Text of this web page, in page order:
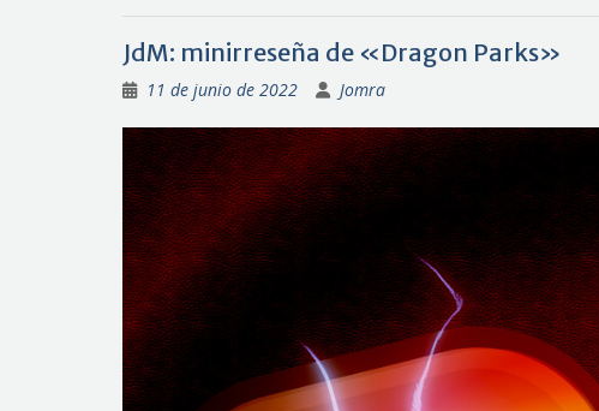
JdM: minirreseña de «Dragon Parks»
11 de junio de 2022 Jomra